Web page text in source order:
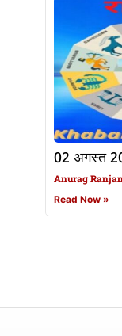
02 अगस्त
Anurag Ranjan
Read Now »